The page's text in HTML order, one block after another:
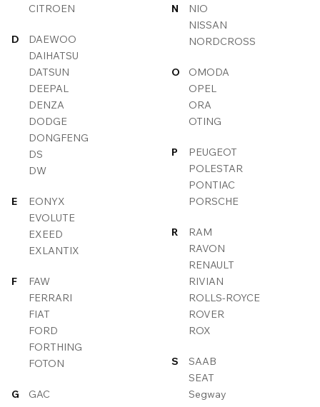
CITROEN
D
DAEWOO
DAIHATSU
DATSUN
DEEPAL
DENZA
DODGE
DONGFENG
DS
DW
E
EONYX
EVOLUTE
EXEED
EXLANTIX
F
FAW
FERRARI
FIAT
FORD
FORTHING
FOTON
G
GAC
N
NIO
NISSAN
NORDCROSS
O
OMODA
OPEL
ORA
OTING
P
PEUGEOT
POLESTAR
PONTIAC
PORSCHE
R
RAM
RAVON
RENAULT
RIVIAN
ROLLS-ROYCE
ROVER
ROX
S
SAAB
SEAT
Segway